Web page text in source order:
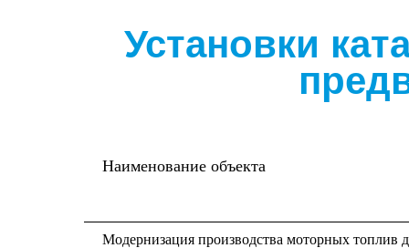
Установки
Наименование объекта
Модернизация производства моторных топлив